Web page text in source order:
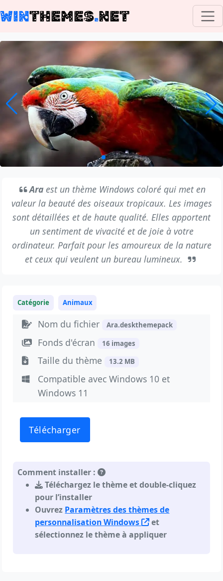
WINTHEMES.NET
Ara est un thème Windows coloré qui met en
valeur la beauté des oiseaux tropicaux. Les images
sont détaillées et de haute qualité. Elles apportent
un sentiment de vivacité et de joie à votre
ordinateur. Parfait pour les amoureux de la nature
et ceux qui veulent un bureau lumineux.
Catégorie Animaux
Nom du fichier Ara.deskthemepack
Fonds d'écran 16 images
Taille du thème 13.2 MB
Compatible avec Windows 10 et
Windows 11
Télécharger
Comment installer :
Téléchargez le thème et double-cliquez
pour l’installer
Ouvrez Paramètres des thèmes de
personnalisation Windows
et
sélectionnez le thème à appliquer